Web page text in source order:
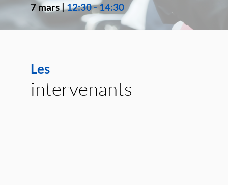
7 mars|12:30-14:30
Les
intervenants